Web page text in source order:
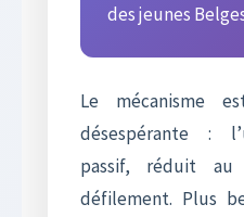
des jeunes
Le mécanisme
désespérante :
passif, réduit
défilement. Plus